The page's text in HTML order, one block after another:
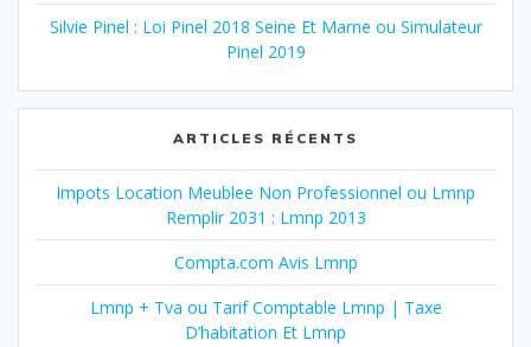
Silvie Pinel : Loi Pinel 2018 Seine Et Marne ou Simulateur
Pinel 2019
ARTICLES RÉCENTS
Impots Location Meublee Non Professionnel ou Lmnp
Remplir 2031 : Lmnp 2013
Compta.com Avis Lmnp
Lmnp + Tva ou Tarif Comptable Lmnp | Taxe
D’habitation Et Lmnp